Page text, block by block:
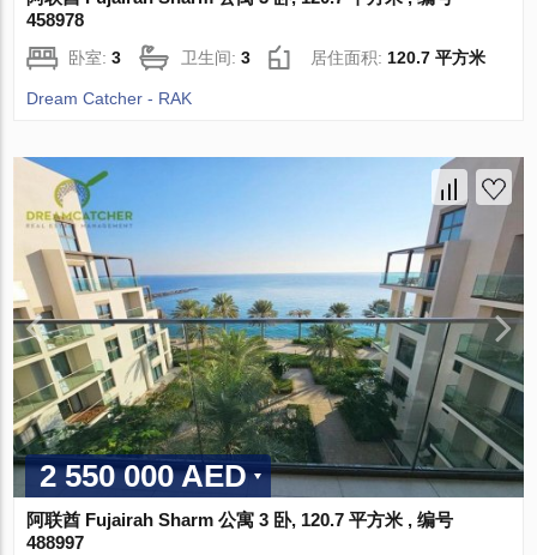
458978
卧室:3 卫生间:3 居住面积:120.7 平方米
Dream Catcher - RAK
2 550 000 AED
阿联酋 Fujairah Sharm 公寓 3 卧, 120.7 平方米 , 编号
488997